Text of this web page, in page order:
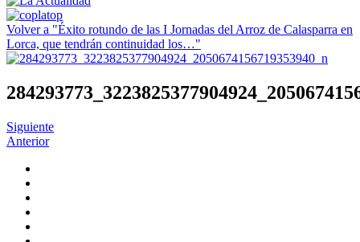
Volver a "Éxito rotundo de las I Jornadas del Arroz de Calasparra en
Lorca, que tendrán continuidad los…"
Siguiente
Anterior